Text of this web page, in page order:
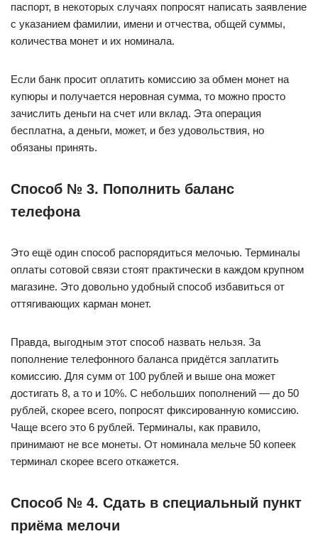
паспорт, в некоторых случаях попросят написать заявление
с указанием фамилии, имени и отчества, общей суммы,
количества монет и их номинала.
Если банк просит оплатить комиссию за обмен монет на
купюры и получается неровная сумма, то можно просто
зачислить деньги на счет или вклад. Эта операция
бесплатна, а деньги, может, и без удовольствия, но
обязаны принять.
Способ № 3. Пополнить баланс
телефона
Это ещё один способ распорядиться мелочью. Терминалы
оплаты сотовой связи стоят практически в каждом крупном
магазине. Это довольно удобный способ избавиться от
оттягивающих карман монет.
Правда, выгодным этот способ назвать нельзя. За
пополнение телефонного баланса придётся заплатить
комиссию. Для сумм от 100 рублей и выше она может
достигать 8, а то и 10%. С небольших пополнений — до 50
рублей, скорее всего, попросят фиксированную комиссию.
Чаще всего это 6 рублей. Терминалы, как правило,
принимают не все монеты. От номинала мельче 50 копеек
терминал скорее всего откажется.
Способ № 4. Сдать в специальный пункт
приёма мелочи